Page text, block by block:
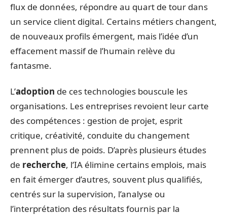
flux de données, répondre au quart de tour dans
un service client digital. Certains métiers changent,
de nouveaux profils émergent, mais l’idée d’un
effacement massif de l’humain relève du
fantasme.
L’adoption de ces technologies bouscule les
organisations. Les entreprises revoient leur carte
des compétences : gestion de projet, esprit
critique, créativité, conduite du changement
prennent plus de poids. D’après plusieurs études
de recherche, l’IA élimine certains emplois, mais
en fait émerger d’autres, souvent plus qualifiés,
centrés sur la supervision, l’analyse ou
l’interprétation des résultats fournis par la